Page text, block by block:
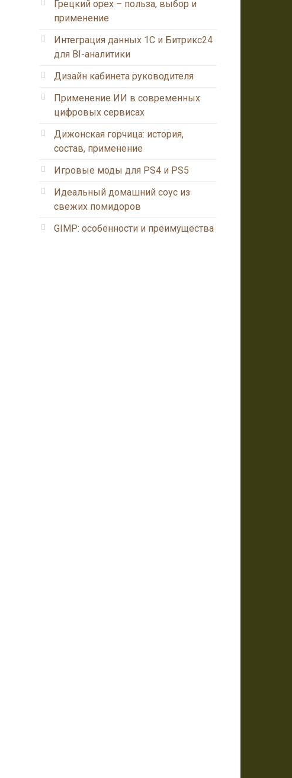
Грецкий орех – польза, выбор и
применение
Интеграция данных 1С и Битрикс24
для BI-аналитики
Дизайн кабинета руководителя
Применение ИИ в современных
цифровых сервисах
Дижонская горчица: история,
состав, применение
Игровые моды для PS4 и PS5
Идеальный домашний соус из
свежих помидоров
GIMP: особенности и преимущества